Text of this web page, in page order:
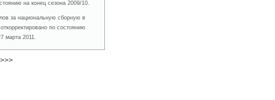
на конец сезона 2009/10.
за национальную сборную в
по состоянию
марта 2011.